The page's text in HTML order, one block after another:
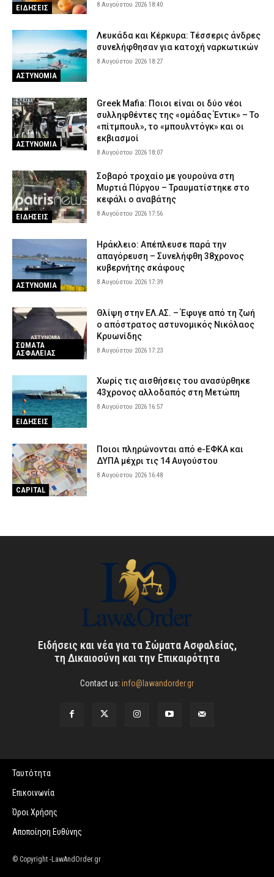
ΕΙΔΗΣΕΙΣ 8 Αυγούστου 2026 18:40
ΑΣΤΥΝΟΜΙΑ
Λευκάδα και Κέρκυρα: Τέσσερις άνδρες
συνελήφθησαν για κατοχή ναρκωτικών
8 Αυγούστου 2026 18:27
ΑΣΤΥΝΟΜΙΑ
Greek Mafia: Ποιοι είναι οι δύο νέοι
συλληφθέντες της «ομάδας Έντικ» – Το
«πίτμπουλ», το «μπουλντόγκ» και οι
εκβιασμοί
8 Αυγούστου 2026 18:07
ΕΙΔΗΣΕΙΣ
Σοβαρό τροχαίο με γουρούνα στη
Μυρτιά Πύργου – Τραυματίστηκε στο
κεφάλι ο αναβάτης
8 Αυγούστου 2026 17:56
ΑΣΤΥΝΟΜΙΑ
Ηράκλειο: Απέπλευσε παρά την
απαγόρευση – Συνελήφθη 38χρονος
κυβερνήτης σκάφους
8 Αυγούστου 2026 17:39
ΣΩΜΑΤΑ
ΑΣΦΑΛΕΙΑΣ
Θλίψη στην ΕΛ.ΑΣ. – Έφυγε από τη ζωή
ο απόστρατος αστυνομικός Νικόλαος
Κρυωνίδης
8 Αυγούστου 2026 17:23
ΕΙΔΗΣΕΙΣ
Χωρίς τις αισθήσεις του ανασύρθηκε
43χρονος αλλοδαπός στη Μετώπη
8 Αυγούστου 2026 16:57
CAPITAL
Ποιοι πληρώνονται από e-ΕΦΚΑ και
ΔΥΠΑ μέχρι τις 14 Αυγούστου
8 Αυγούστου 2026 16:48
Ειδήσεις και νέα για τα Σώματα Ασφαλείας,
τη Δικαιοσύνη και την Επικαιρότητα
Contact us: info@lawandorder.gr
Ταυτότητα
Επικοινωνία
Όροι Χρήσης
Αποποίηση Ευθύνης
© Copyright -LawAndOrder.gr